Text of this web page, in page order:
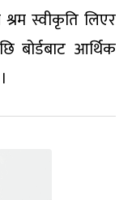
स्वीकृति लिएर
बोर्डबाट आर्थिक